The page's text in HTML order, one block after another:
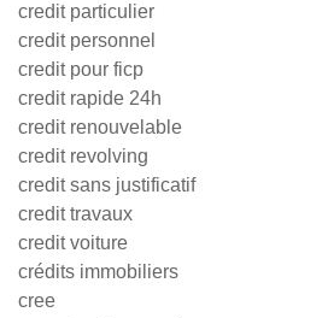
credit particulier
credit personnel
credit pour ficp
credit rapide 24h
credit renouvelable
credit revolving
credit sans justificatif
credit travaux
credit voiture
crédits immobiliers
cree